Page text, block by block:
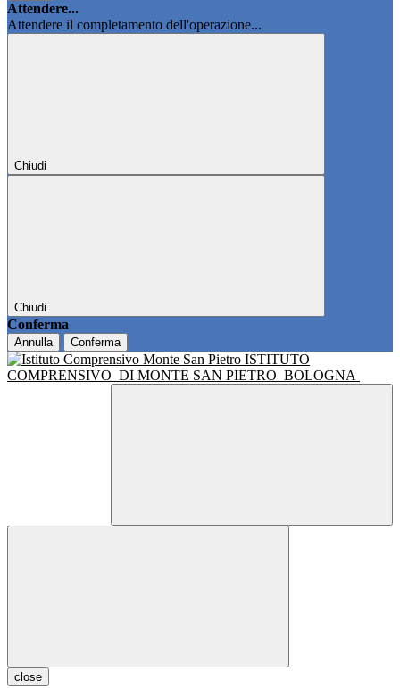
Attendere...
Attendere il completamento dell'operazione...
Chiudi
Chiudi
Conferma
Annulla Conferma
ISTITUTO
COMPRENSIVO DI MONTE SAN PIETRO BOLOGNA
close